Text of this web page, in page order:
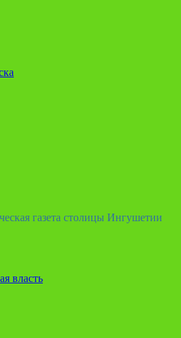
газета столицы Ингушетии
власть